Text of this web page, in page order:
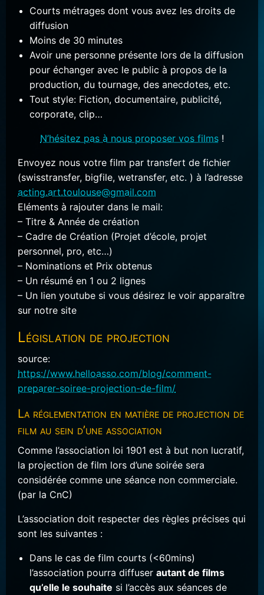
Courts métrages dont vous avez les droits de
diffusion
Moins de 30 minutes
Avoir une personne présente lors de la diffusion
pour échanger avec le public à propos de la
production, du tournage, des anecdotes, etc.
Tout style: Fiction, documentaire, publicité,
corporate, clip…
N’hésitez pas à nous proposer vos films !
Envoyez nous votre film par transfert de fichier
(swisstransfer, bigfile, wetransfer, etc. ) à l’adresse
acting.art.toulouse@gmail.com
Eléments à rajouter dans le mail:
– Titre & Année de création
– Cadre de Création (Projet d’école, projet
personnel, pro, etc…)
– Nominations et Prix obtenus
– Un résumé en 1 ou 2 lignes
– Un lien youtube si vous désirez le voir apparaître
sur notre site
Législation de projection
source:
https://www.helloasso.com/blog/comment-
preparer-soiree-projection-de-film/
La réglementation en matière de projection de
film au sein d’une association
Comme l’association loi 1901 est à but non lucratif,
la projection de film lors d’une soirée sera
considérée comme une séance non commerciale.
(par la CnC)
L’association doit respecter des règles précises qui
sont les suivantes :
Dans le cas de film courts (<60mins)
l’association pourra diffuser autant de films
qu’elle le souhaite si l’accès aux séances de